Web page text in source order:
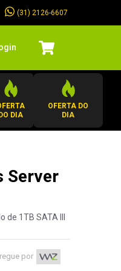
(31) 2126-6607
DO DIA
OFERTA DO
DIA
Server
1TB SATA III
por